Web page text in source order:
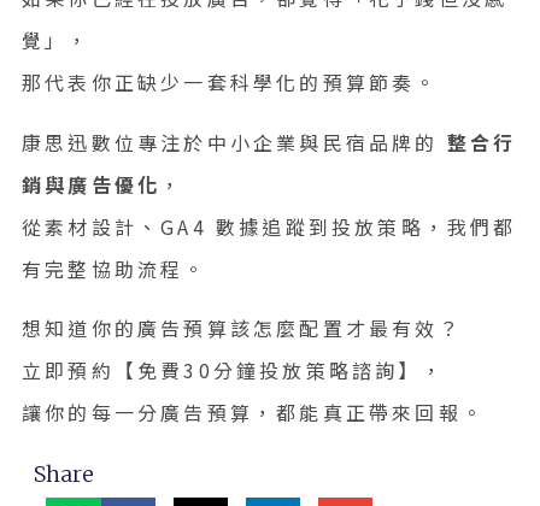
覺」，
那代表你正缺少一套科學化的預算節奏。
康思迅數位專注於中小企業與民宿品牌的 整合行
銷與廣告優化 ，
從素材設計、GA4 數據追蹤到投放策略，我們都
有完整協助流程。
想知道你的廣告預算該怎麼配置才最有效？
立即預約【免費30分鐘投放策略諮詢】，
讓你的每一分廣告預算，都能真正帶來回報。
Share